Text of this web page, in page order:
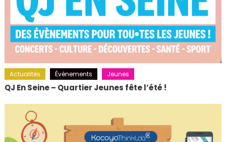
Actualités Événements Jeunes
QJ En Seine – Quartier Jeunes fête l’été !